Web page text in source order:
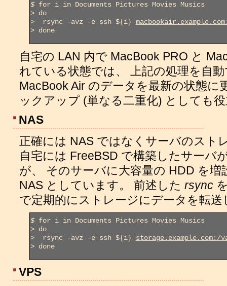
$
>
do
>
  rsync -avz -e ssh ${i}
> done
自宅の LAN 内で MacBook PRO と
れている状態では、 上記の処理を自
MacBook Air のデータを最新の状態に
ックアップ (単なる二重化) としても
NAS
正確には NAS ではなくサーバのスト
自宅には FreeBSD で構築したサーバ
が、 そのサーバに大容量の HDD を
NAS としています。 前述した rsync
で定期的にストレージにデータを転
$
>
do
>
  rsync -avz -e ssh ${i}
storage.example.com:/
> done
VPS